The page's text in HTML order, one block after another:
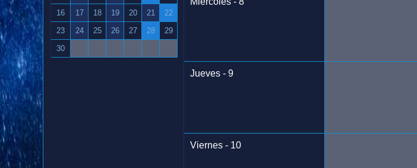
16
17 18 19 20 21
22
23
24 25 26 27 28
29
30
Jueves - 9
Viernes - 10